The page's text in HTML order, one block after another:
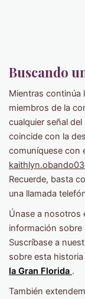
Buscando
Mientras continúa
miembros de la
cualquier señal
coincide con la
comuníquese con
Recuerde, basta
una llamada
Únase a nosotros
información sobre
Suscríbase a
sobre esta
la Gran Florida .
También